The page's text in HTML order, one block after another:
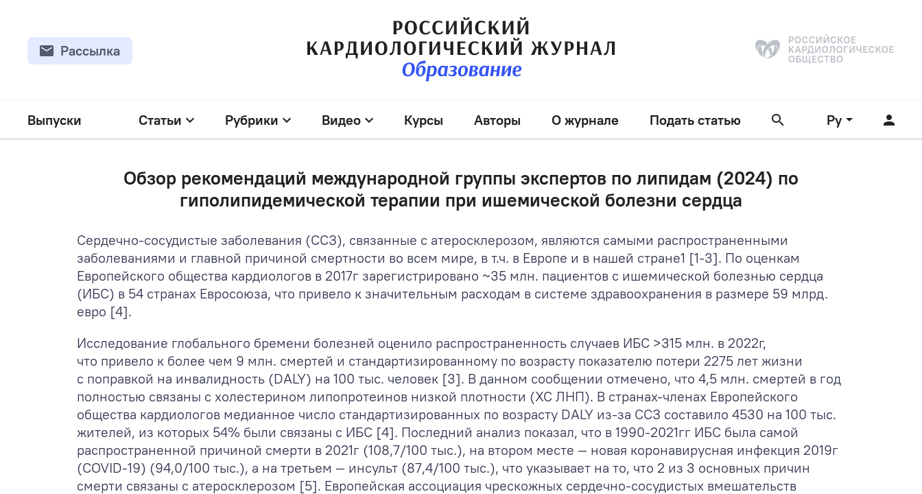
Рассылка
Выпуски Статьи Рубрики Видео Курсы Авторы О журнале Подать статью Ру
Обзор рекомендаций международной группы экспертов по липидам (2024) по
гиполипидемической терапии при ишемической болезни сердца
Сердечно-сосудистые заболевания (ССЗ), связанные с атеросклерозом, являются самыми распространенными
заболеваниями и главной причиной смертности во всем мире, в т.ч. в Европе и в нашей стране1 [1-3]. По оценкам
Европейского общества кардиологов в 2017г зарегистрировано ~35 млн. пациентов с ишемической болезнью сердца
(ИБС) в 54 странах Евросоюза, что привело к значительным расходам в системе здравоохранения в размере 59 млрд.
евро [4].
Исследование глобального бремени болезней оценило распространенность случаев ИБС >315 млн. в 2022г,
что привело к более чем 9 млн. смертей и стандартизированному по возрасту показателю потери 2275 лет жизни
с поправкой на инвалидность (DALY) на 100 тыс. человек [3]. В данном сообщении отмечено, что 4,5 млн. смертей в год
полностью связаны с холестерином липопротеинов низкой плотности (ХС ЛНП). В странах-членах Европейского
общества кардиологов медианное число стандартизированных по возрасту DALY из-за ССЗ составило 4530 на 100 тыс.
жителей, из которых 54% были связаны с ИБС [4]. Последний анализ показал, что в 1990-2021гг ИБС была самой
распространенной причиной смерти в 2021г (108,7/100 тыс.), на втором месте — новая коронавирусная инфекция 2019г
(COVID-19) (94,0/100 тыс.), а на третьем — инсульт (87,4/100 тыс.), что указывает на то, что 2 из 3 основных причин
смерти связаны с атеросклерозом [5]. Европейская ассоциация чрескожных сердечно-сосудистых вмешательств